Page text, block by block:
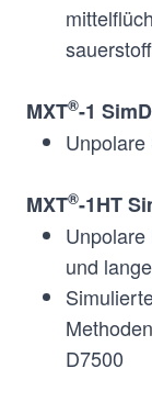
MXT -1
SimDist
MXT®-1HT
SimDist
MXT®-1
MXT®-1HT
und
D7500